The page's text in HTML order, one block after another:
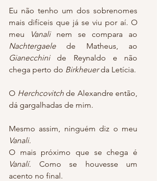
Eu não tenho um dos sobrenomes
mais difíceis que já se viu por aí. O
meu
Vanali
Nachtergaele
Gianecchini de Reynaldo e não
chega perto do Birkheuer da Letícia.
O Herchcovitch de Alexandre então,
dá gargalhadas de mim.
Vanali.
Vanalí. Como se houvesse um
acento no final.